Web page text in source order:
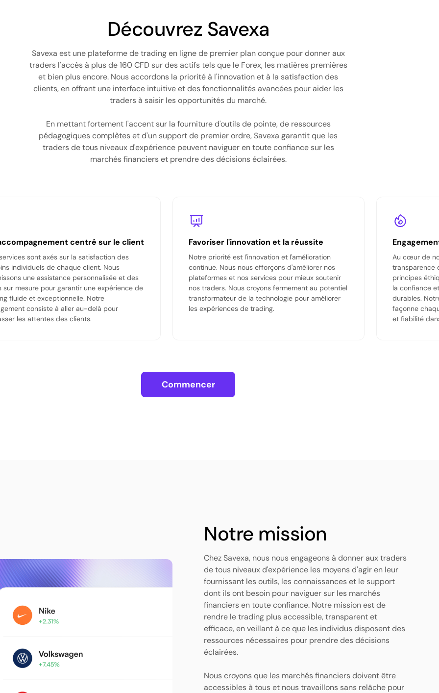
Découvrez Savexa
Savexa est une plateforme de trading en ligne de premier plan conçue pour donner aux
traders l'accès à plus de 160 CFD sur des actifs tels que le Forex, les matières premières
et bien plus encore. Nous accordons la priorité à l'innovation et à la satisfaction des
clients, en offrant une interface intuitive et des fonctionnalités avancées pour aider les
traders à saisir les opportunités du marché.
En mettant fortement l'accent sur la fourniture d'outils de pointe, de ressources
pédagogiques complètes et d'un support de premier ordre, Savexa garantit que les
traders de tous niveaux d'expérience peuvent naviguer en toute confiance sur les
marchés financiers et prendre des décisions éclairées.
centré sur le client
sont axés sur la satisfaction des
individuels de chaque client. Nous
une assistance personnalisée et des
sur mesure pour garantir une expérience de
fluide et exceptionnelle. Notre
consiste à aller au-delà pour
les attentes des clients.
Favoriser l'innovation et la réussite
Notre priorité est l'innovation et l'amélioration
continue. Nous nous efforçons d'améliorer nos
plateformes et nos services pour mieux soutenir
nos traders. Nous croyons fermement au potentiel
transformateur de la technologie pour améliorer
les expériences de trading.
Au cœur de
transparence
principes
la confiance
durables.
façonne
et fiabilité
Commencer
Notre mission
Chez Savexa, nous nous engageons à donner aux traders
de tous niveaux d'expérience les moyens d'agir en leur
fournissant les outils, les connaissances et le support
dont ils ont besoin pour naviguer sur les marchés
financiers en toute confiance. Notre mission est de
rendre le trading plus accessible, transparent et
efficace, en veillant à ce que les individus disposent des
ressources nécessaires pour prendre des décisions
éclairées.
Nous croyons que les marchés financiers doivent être
accessibles à tous et nous travaillons sans relâche pour